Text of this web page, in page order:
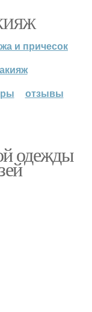
и причесок
отзывы
одежды